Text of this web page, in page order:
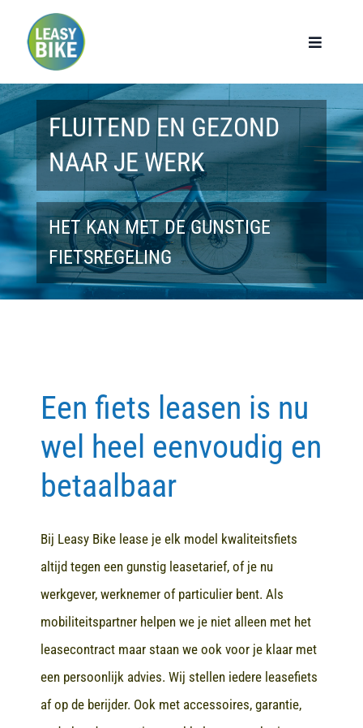
Toggle
Home
Werknemers
Werkgevers
Privé lease
Modellen
Contact
FLUITEND EN GEZOND
NAAR JE WERK
HET KAN MET DE GUNSTIGE
FIETSREGELING
Een fiets leasen is nu
wel heel eenvoudig en
betaalbaar
Bij Leasy Bike lease je elk model kwaliteitsfiets
altijd tegen een gunstig leasetarief, of je nu
werkgever, werknemer of particulier bent. Als
mobiliteitspartner helpen we je niet alleen met het
leasecontract maar staan we ook voor je klaar met
een persoonlijk advies. Wij stellen iedere leasefiets
af op de berijder. Ook met accessoires, garantie,